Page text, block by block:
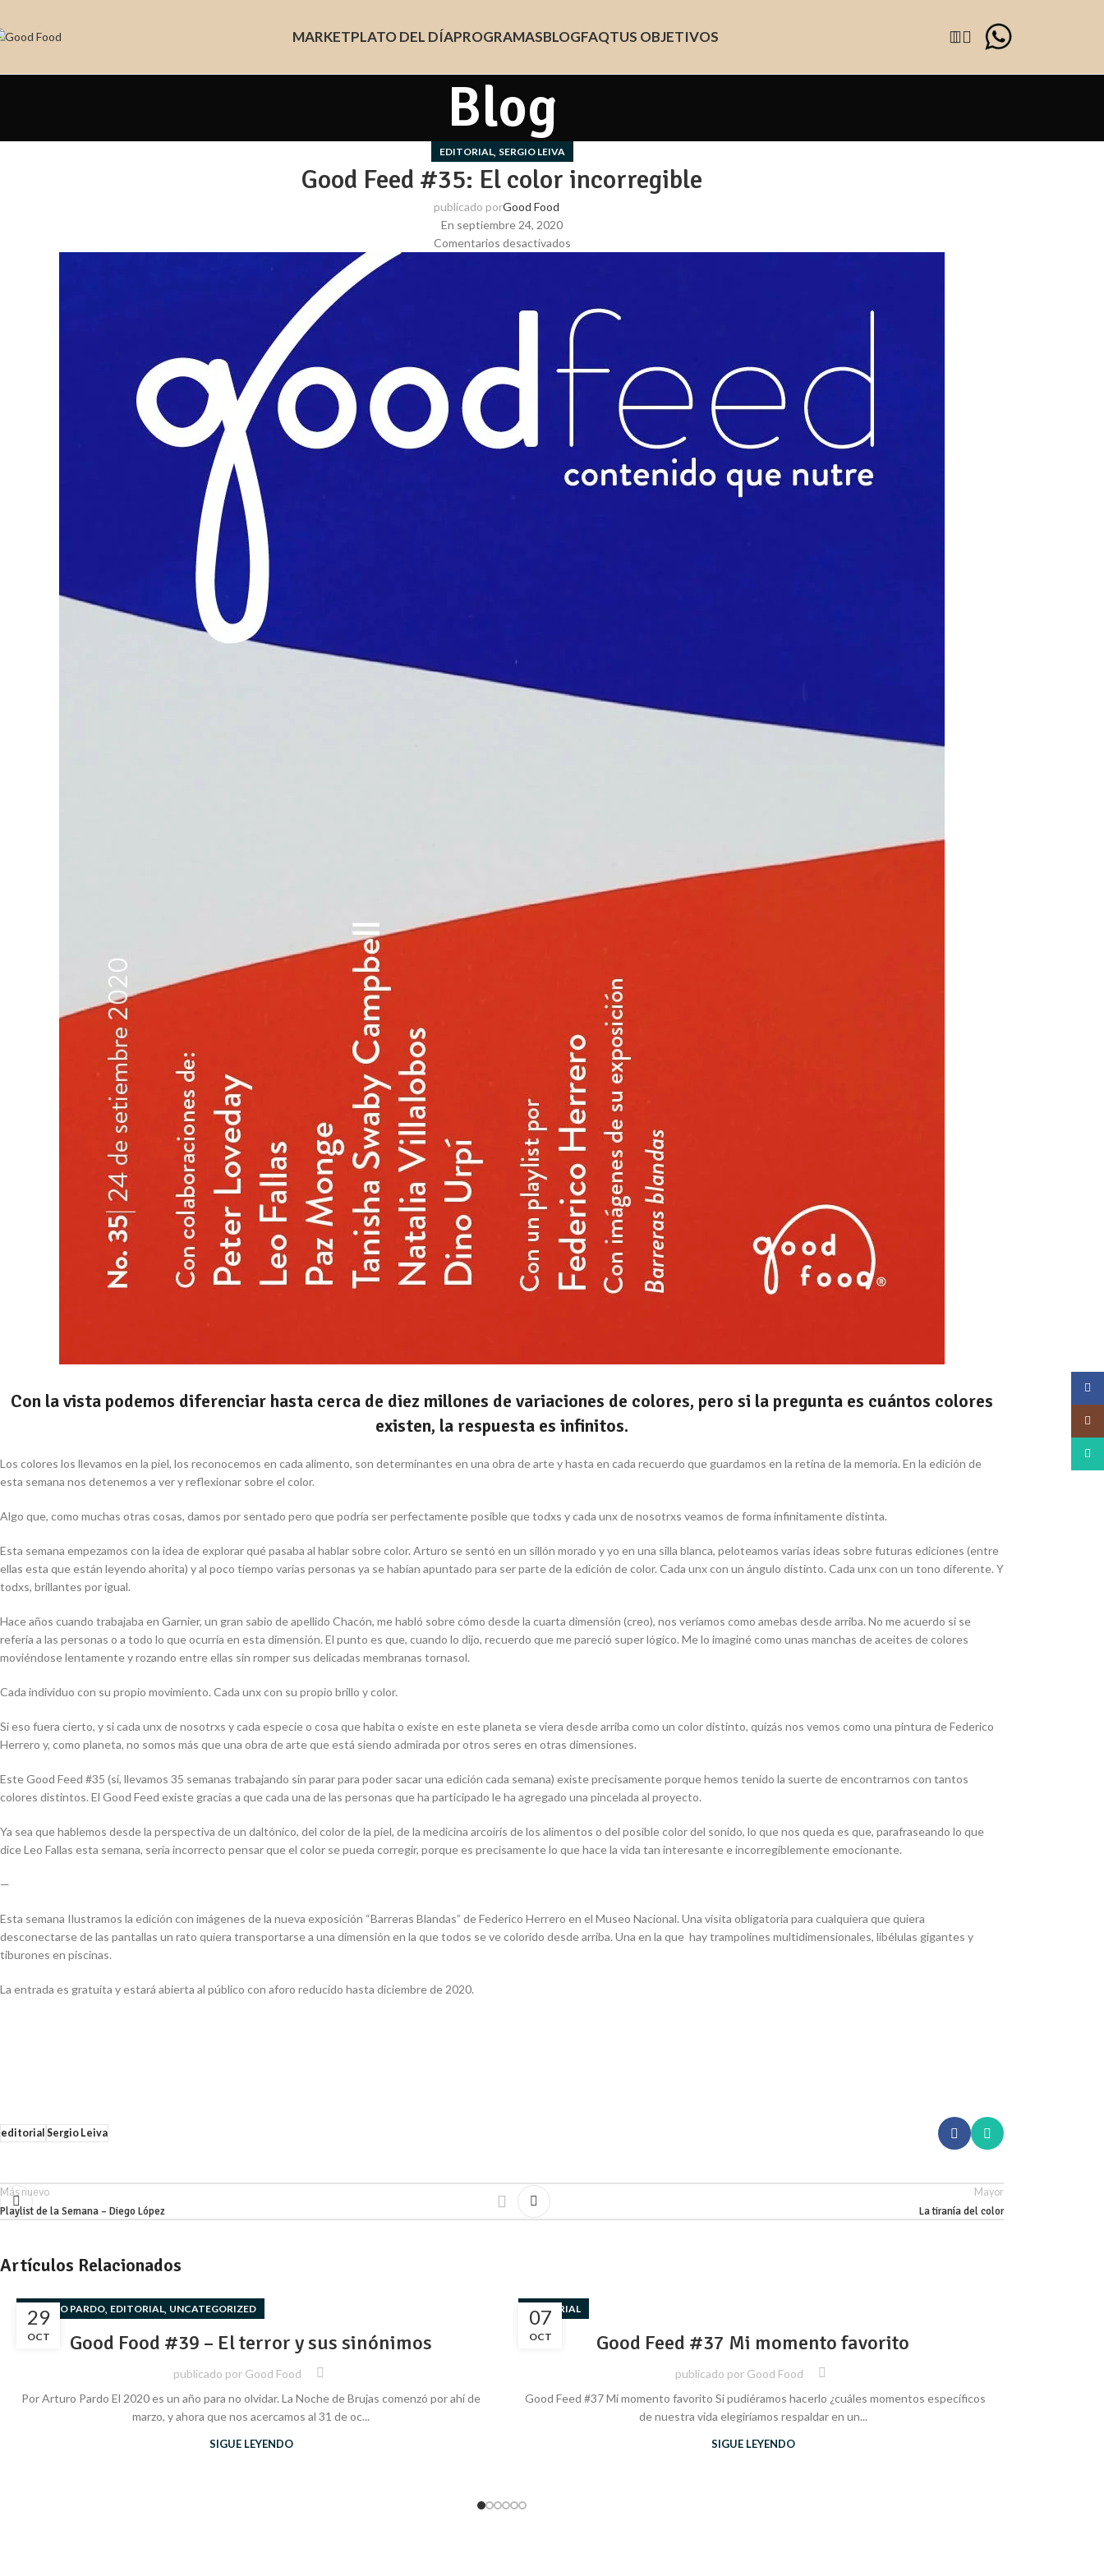
MARKETPLATO DEL DÍAPROGRAMASBLOGFAQTUS OBJETIVOS
Blog
EDITORIAL, SERGIO LEIVA
Good Feed #35: El color incorregible
publicado porGood Food
En septiembre 24, 2020
Comentarios desactivados
Con la vista podemos diferenciar hasta cerca de diez millones de variaciones de colores, pero si la pregunta es cuántos colores
existen, la respuesta es infinitos.
Los colores los llevamos en la piel, los reconocemos en cada alimento, son determinantes en una obra de arte y hasta en cada recuerdo que guardamos en la retina de la memoria. En la edición de
esta semana nos detenemos a ver y reflexionar sobre el color.
Algo que, como muchas otras cosas, damos por sentado pero que podría ser perfectamente posible que todxs y cada unx de nosotrxs veamos de forma infinitamente distinta.
Esta semana empezamos con la idea de explorar qué pasaba al hablar sobre color. Arturo se sentó en un sillón morado y yo en una silla blanca, peloteamos varias ideas sobre futuras ediciones (entre
ellas esta que están leyendo ahorita) y al poco tiempo varias personas ya se habían apuntado para ser parte de la edición de color. Cada unx con un ángulo distinto. Cada unx con un tono diferente. Y
todxs, brillantes por igual.
Hace años cuando trabajaba en Garnier, un gran sabio de apellido Chacón, me habló sobre cómo desde la cuarta dimensión (creo), nos veríamos como amebas desde arriba. No me acuerdo si se
refería a las personas o a todo lo que ocurría en esta dimensión. El punto es que, cuando lo dijo, recuerdo que me pareció super lógico. Me lo imaginé como unas manchas de aceites de colores
moviéndose lentamente y rozando entre ellas sin romper sus delicadas membranas tornasol.
Cada individuo con su propio movimiento. Cada unx con su propio brillo y color.
Si eso fuera cierto, y si cada unx de nosotrxs y cada especie o cosa que habita o existe en este planeta se viera desde arriba como un color distinto, quizás nos vemos como una pintura de Federico
Herrero y, como planeta, no somos más que una obra de arte que está siendo admirada por otros seres en otras dimensiones.
Este Good Feed #35 (sí, llevamos 35 semanas trabajando sin parar para poder sacar una edición cada semana) existe precisamente porque hemos tenido la suerte de encontrarnos con tantos
colores distintos. El Good Feed existe gracias a que cada una de las personas que ha participado le ha agregado una pincelada al proyecto.
Ya sea que hablemos desde la perspectiva de un daltónico, del color de la piel, de la medicina arcoiris de los alimentos o del posible color del sonido, lo que nos queda es que, parafraseando lo que
dice Leo Fallas esta semana, sería incorrecto pensar que el color se pueda corregir, porque es precisamente lo que hace la vida tan interesante e incorregiblemente emocionante.
—
Esta semana Ilustramos la edición con imágenes de la nueva exposición “Barreras Blandas” de Federico Herrero en el Museo Nacional. Una visita obligatoria para cualquiera que quiera
desconectarse de las pantallas un rato quiera transportarse a una dimensión en la que todos se ve colorido desde arriba. Una en la que hay trampolines multidimensionales, libélulas gigantes y
tiburones en piscinas.
La entrada es gratuita y estará abierta al público con aforo reducido hasta diciembre de 2020.
editorial Sergio Leiva
Más nuevo
Playlist de la Semana – Diego López
Mayor
La tiranía del color
Artículos Relacionados
29
OCT
ARTURO PARDO, EDITORIAL, UNCATEGORIZED
Good Food #39 – El terror y sus sinónimos
publicado por Good Food
Por Arturo Pardo El 2020 es un año para no olvidar. La Noche de Brujas comenzó por ahí de
marzo, y ahora que nos acercamos al 31 de oc...
SIGUE LEYENDO
07
OCT
EDITORIAL
Good Feed #37 Mi momento favorito
publicado por Good Food
Good Feed #37 Mi momento favorito Si pudiéramos hacerlo ¿cuáles momentos específicos
de nuestra vida elegiríamos respaldar en un...
SIGUE LEYENDO